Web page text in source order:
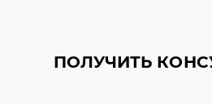
ПОЛУЧИТЬ